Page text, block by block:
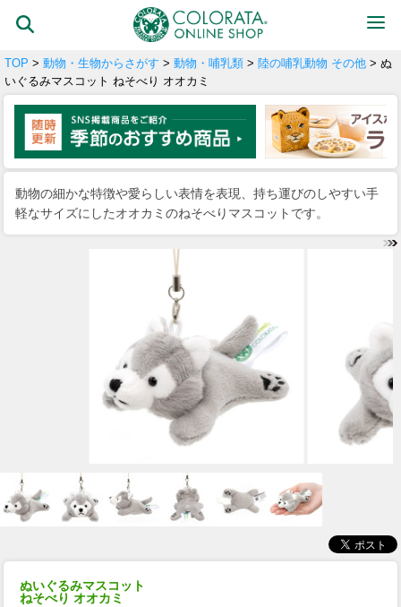
TOP > 動物・生物からさがす > 動物・哺乳類 > 陸の哺乳動物 その他 > ぬ
いぐるみマスコット ねそべり オオカミ
動物の細かな特徴や愛らしい表情を表現、持ち運びのしやすい手
軽なサイズにしたオオカミのねそべりマスコットです。
ぬいぐるみマスコット
ねそべり オオカミ